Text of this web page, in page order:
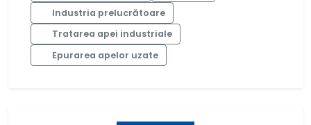
Industria prelucrătoare
Tratarea apei industriale
Epurarea apelor uzate